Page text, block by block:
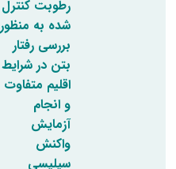
رطوبت کنترل
شده به منظور
بررسی رفتار
بتن در شرایط
اقلیم متفاوت
و انجام
آزمایش
واکنش
سیلیسی